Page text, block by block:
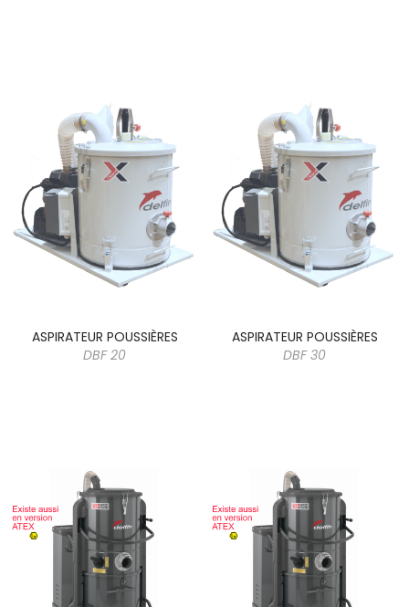
ASPIRATEUR POUSSIÈRES
DBF 20
ASPIRATEUR POUSSIÈRES
DBF 30